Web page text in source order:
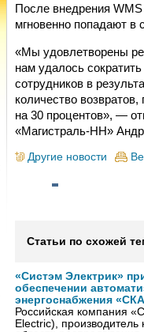
После внедрения
мгновенно попадают в
«Мы удовлетворены
нам удалось
сотрудников в
количество
на 30 процентов», —
«Магистраль-НН»
Другие новости
Статьи по схожей
«Систэм Электрик»
обеспечении
энергоснабжения
Российская компания
Electric),